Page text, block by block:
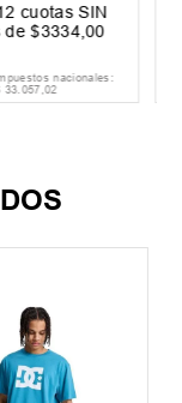
12cuotas SIN
de$4167
sin impuestos nacionales:
$ 41.